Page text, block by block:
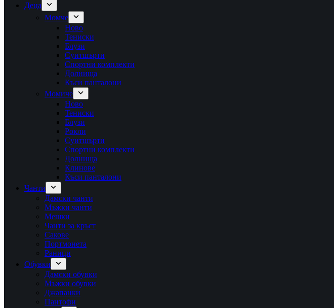
Деца
Момче
Ново
Тениски
Блузи
Суитшърти
Спортни комплекти
Долнища
Къси панталони
Момиче
Ново
Тениски
Блузи
Рокли
Суитшърти
Спортни комплекти
Долнища
Клинове
Къси панталони
Чанти
Дамски чанти
Мъжки чанти
Мешки
Чанти за кръст
Сакове
Портмонета
Раници
Обувки
Дамски обувки
Мъжки обувки
Джапанки
Пантофи